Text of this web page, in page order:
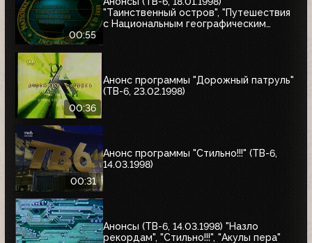
00:55
"Таинственный остров", "Путешествия
с Национальным географическим
00:36
Анонс программы "Дорожный патруль"
(ТВ-6, 23.02.1998)
00:31
Анонс программы "Стильно!!!" (ТВ-6,
14.03.1998)
Анонсы (ТВ-6, 14.03.1998) "Назло
рекордам", "Стильно!!!", "Акулы пера"